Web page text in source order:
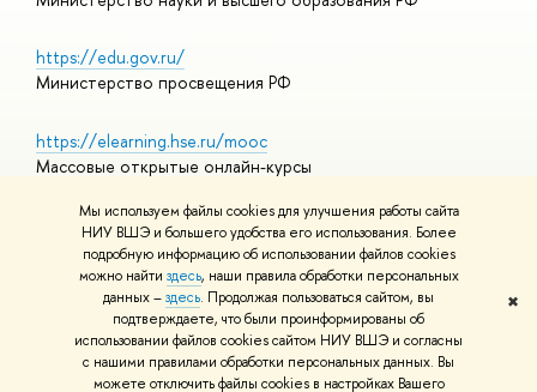
Мы используем файлы cookies для улучшения работы сайта
НИУ ВШЭ и большего удобства его использования. Более
подробную информацию об использовании файлов cookies
можно найти здесь, наши правила обработки персональных
данных –здесь. Продолжая пользоваться сайтом, вы
подтверждаете, что были проинформированы об
использовании файлов cookies сайтом НИУ ВШЭ и согласны
с нашими правилами обработки персональных данных. Вы
можете отключить файлы cookies в настройках Вашего
✖
https://edu.gov.ru/
Министерство просвещения РФ
https://elearning.hse.ru/mooc
Массовые открытые онлайн-курсы
© НИУ ВШЭ 1993–2026
Адреса и контакты
Условия использования материалов
Политика конфиденциальности
Правила применения рекомендательных технологий в НИУ ВШЭ
Карта сайта